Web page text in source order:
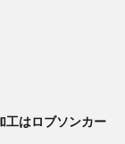
工はロブソンカー